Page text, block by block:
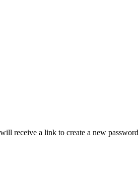
receive a link to create a new